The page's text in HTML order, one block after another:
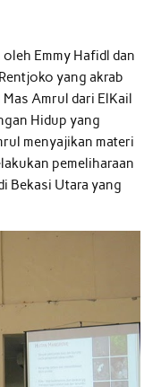
Emmy Hafidl dan
yang akrab
Amrul dari ElKail
Hidup yang
menyajikan materi
pemeliharaan
Bekasi Utara yang